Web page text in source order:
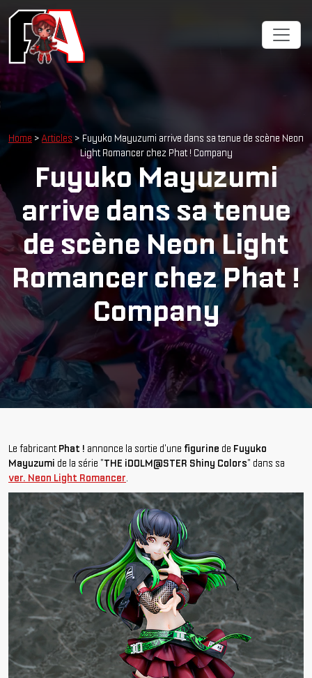
Home > Articles > Fuyuko Mayuzumi arrive dans sa tenue de scène Neon
Light Romancer chez Phat ! Company
Fuyuko Mayuzumi
arrive dans sa tenue
de scène Neon Light
Romancer chez Phat !
Company
Le fabricant Phat ! annonce la sortie d'une figurine de Fuyuko
Mayuzumi de la série "THE iDOLM@STER Shiny Colors" dans sa
ver. Neon Light Romancer.